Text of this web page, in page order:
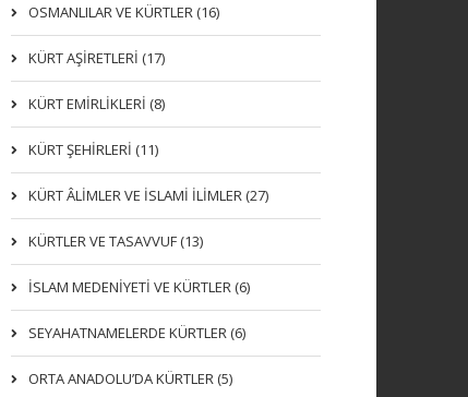
OSMANLILAR VE KÜRTLER (16)
KÜRT AŞİRETLERİ (17)
KÜRT EMİRLİKLERİ (8)
KÜRT ŞEHİRLERİ (11)
KÜRT ÂLİMLER VE İSLAMİ İLİMLER (27)
KÜRTLER VE TASAVVUF (13)
İSLAM MEDENİYETİ VE KÜRTLER (6)
SEYAHATNAMELERDE KÜRTLER (6)
ORTA ANADOLU’DA KÜRTLER (5)